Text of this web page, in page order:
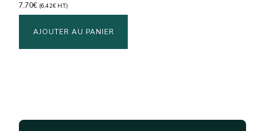
7,70€ (6,42€ H.T.)
AJOUTER AU PANIER